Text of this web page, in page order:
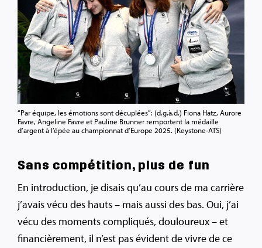
“Par équipe, les émotions sont décuplées”: (d.g.à.d.) Fiona Hatz, Aurore
Favre, Angeline Favre et Pauline Brunner remportent la médaille
d’argent à l’épée au championnat d’Europe 2025. (Keystone-ATS)
Sans compétition, plus de fun
En introduction, je disais qu’au cours de ma carrière
j’avais vécu des hauts – mais aussi des bas. Oui, j’ai
vécu des moments compliqués, douloureux – et
financièrement, il n’est pas évident de vivre de ce